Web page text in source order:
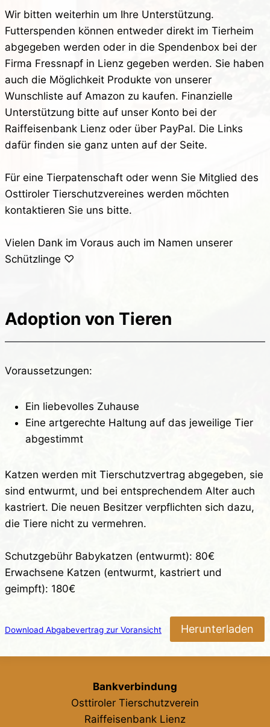
Wir bitten weiterhin um Ihre Unterstützung.
Futterspenden können entweder direkt im Tierheim
abgegeben werden oder in die Spendenbox bei der
Firma Fressnapf in Lienz gegeben werden. Sie haben
auch die Möglichkeit Produkte von unserer
Wunschliste auf Amazon zu kaufen. Finanzielle
Unterstützung bitte auf unser Konto bei der
Raiffeisenbank Lienz oder über PayPal. Die Links
dafür finden sie ganz unten auf der Seite.
Für eine Tierpatenschaft oder wenn Sie Mitglied des
Osttiroler Tierschutzvereines werden möchten
kontaktieren Sie uns bitte.
Vielen Dank im Voraus auch im Namen unserer
Schützlinge ♡
Adoption von Tieren
Voraussetzungen:
Ein liebevolles Zuhause
Eine artgerechte Haltung auf das jeweilige Tier
abgestimmt
Katzen werden mit Tierschutzvertrag abgegeben, sie
sind entwurmt, und bei entsprechendem Alter auch
kastriert. Die neuen Besitzer verpflichten sich dazu,
die Tiere nicht zu vermehren.
Schutzgebühr Babykatzen (entwurmt): 80€
Erwachsene Katzen (entwurmt, kastriert und
geimpft): 180€
Download Abgabevertrag zur Voransicht Herunterladen
Bankverbindung
Osttiroler Tierschutzverein
Raiffeisenbank Lienz